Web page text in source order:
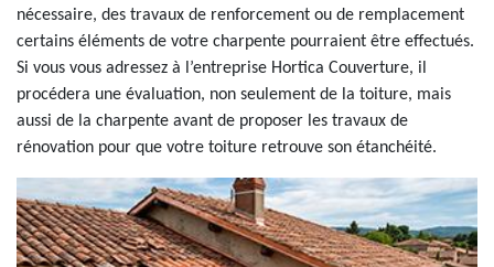
nécessaire, des travaux de renforcement ou de remplacement
certains éléments de votre charpente pourraient être effectués.
Si vous vous adressez à l’entreprise Hortica Couverture, il
procédera une évaluation, non seulement de la toiture, mais
aussi de la charpente avant de proposer les travaux de
rénovation pour que votre toiture retrouve son étanchéité.